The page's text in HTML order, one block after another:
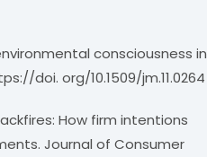
consciousness in
doi. org/10.1509/jm.11.0264
How firm intentions
Journal of Consumer